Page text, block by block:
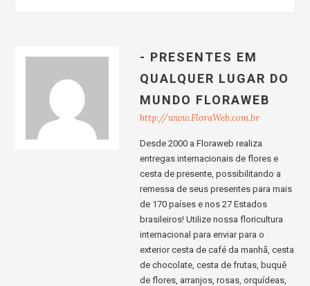
- PRESENTES EM
QUALQUER LUGAR DO
MUNDO FLORAWEB
http://www.FloraWeb.com.br
Desde 2000 a Floraweb realiza
entregas internacionais de flores e
cesta de presente, possibilitando a
remessa de seus presentes para mais
de 170 países e nos 27 Estados
brasileiros! Utilize nossa floricultura
internacional para enviar para o
exterior cesta de café da manhã, cesta
de chocolate, cesta de frutas, buquê
de flores, arranjos, rosas, orquídeas,